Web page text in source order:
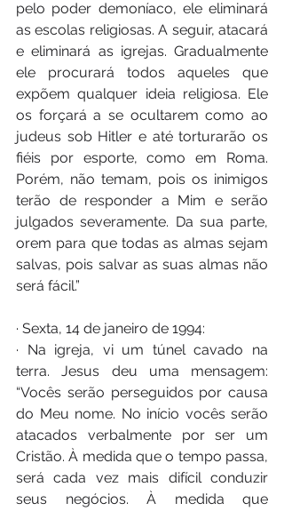
pelo poder demoníaco, ele eliminará
as escolas religiosas. A seguir, atacará
e eliminará as igrejas. Gradualmente
ele procurará todos aqueles que
expõem qualquer ideia religiosa. Ele
os forçará a se ocultarem como ao
judeus sob Hitler e até torturarão os
fiéis por esporte, como em Roma.
Porém, não temam, pois os inimigos
terão de responder a Mim e serão
julgados severamente. Da sua parte,
orem para que todas as almas sejam
salvas, pois salvar as suas almas não
será fácil.”
· Sexta, 14 de janeiro de 1994:
· Na igreja, vi um túnel cavado na
terra. Jesus deu uma mensagem:
“Vocês serão perseguidos por causa
do Meu nome. No início vocês serão
atacados verbalmente por ser um
Cristão. À medida que o tempo passa,
será cada vez mais difícil conduzir
seus negócios. À medida que